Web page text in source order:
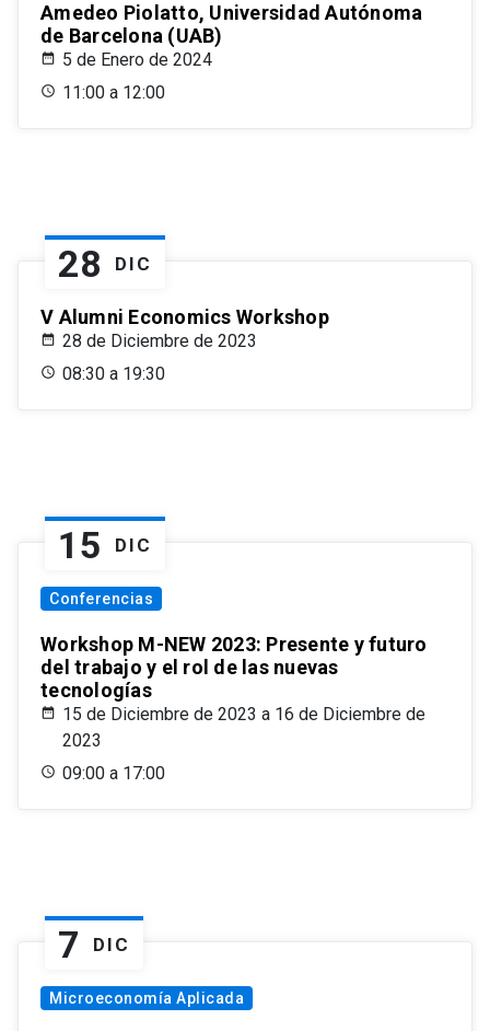
Amedeo Piolatto, Universidad Autónoma
de Barcelona (UAB)
5 de Enero de 2024
11:00 a 12:00
28 DIC
V Alumni Economics Workshop
28 de Diciembre de 2023
08:30 a 19:30
15 DIC
Conferencias
Workshop M-NEW 2023: Presente y futuro
del trabajo y el rol de las nuevas
tecnologías
15 de Diciembre de 2023 a 16 de Diciembre de
2023
09:00 a 17:00
7 DIC
Microeconomía Aplicada